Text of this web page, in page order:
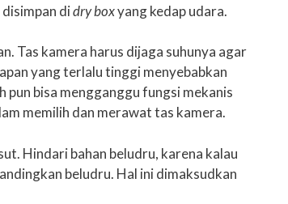
disimpan didry boxyang kedap udara.
Tas kamera harus dijaga suhunya agar
yang terlalu tinggi menyebabkan
pun bisa mengganggu fungsi mekanis
memilih dan merawat tas kamera.
Hindari bahan beludru, karena kalau
beludru. Hal ini dimaksudkan